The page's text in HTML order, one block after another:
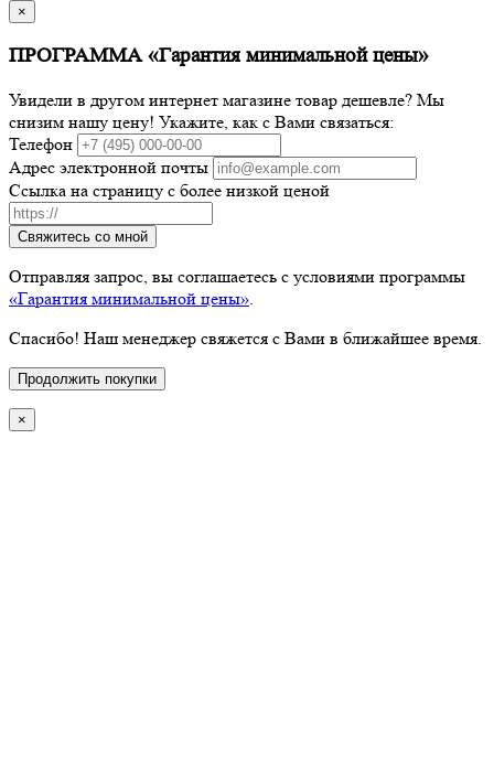
×
ПРОГРАММА «Гарантия минимальной цены»
Увидели в другом интернет магазине товар дешевле? Мы
снизим нашу цену! Укажите, как с Вами связаться:
Телефон
Адрес электронной почты
Ссылка на страницу с более низкой ценой
Свяжитесь со мной
Отправляя запрос, вы соглашаетесь с условиями программы
«Гарантия минимальной цены»
Спасибо! Наш менеджер свяжется с Вами в ближайшее время.
Продолжить покупки
×